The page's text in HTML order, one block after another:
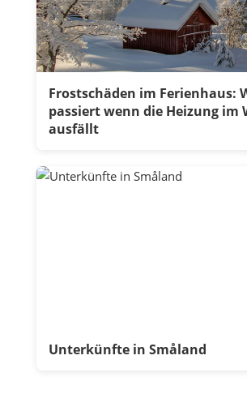
Frostschäden im Ferienhaus:
passiert wenn die Heizung im
ausfällt
Unterkünfte in Småland